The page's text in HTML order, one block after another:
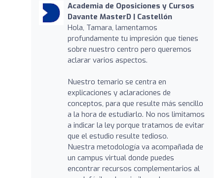
Academia de Oposiciones y Cursos
Davante MasterD | Castellón
Hola, Tamara, lamentamos
profundamente tu impresión que tienes
sobre nuestro centro pero queremos
aclarar varios aspectos.
Nuestro temario se centra en
explicaciones y aclaraciones de
conceptos, para que resulte más sencillo
a la hora de estudiarlo. No nos limitamos
a indicar la ley porque tratamos de evitar
que el estudio resulte tedioso.
Nuestra metodología va acompañada de
un campus virtual donde puedes
encontrar recursos complementarios al